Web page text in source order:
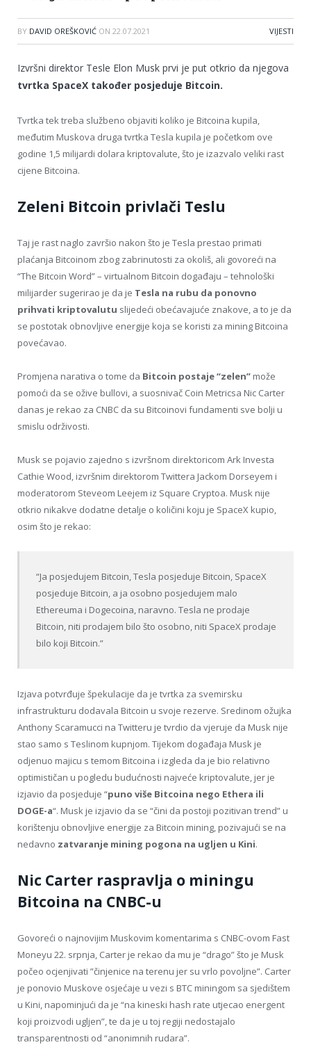
BY DAVID OREŠKOVIĆ ON 22.07.2021 VIJESTI
Izvršni direktor Tesle Elon Musk prvi je put otkrio da njegova
tvrtka SpaceX također posjeduje Bitcoin.
Tvrtka tek treba službeno objaviti koliko je Bitcoina kupila,
međutim Muskova druga tvrtka Tesla kupila je početkom ove
godine 1,5 milijardi dolara kriptovalute, što je izazvalo veliki rast
cijene Bitcoina.
Zeleni Bitcoin privlači Teslu
Taj je rast naglo završio nakon što je Tesla prestao primati
plaćanja Bitcoinom zbog zabrinutosti za okoliš, ali govoreći na
“The Bitcoin Word” – virtualnom Bitcoin događaju – tehnološki
milijarder sugerirao je da je Tesla na rubu da ponovno
prihvati kriptovalutu slijedeći obećavajuće znakove, a to je da
se postotak obnovljive energije koja se koristi za mining Bitcoina
povećavao.
Promjena narativa o tome da Bitcoin postaje “zelen” može
pomoći da se ožive bullovi, a suosnivač Coin Metricsa Nic Carter
danas je rekao za CNBC da su Bitcoinovi fundamenti sve bolji u
smislu održivosti.
Musk se pojavio zajedno s izvršnom direktoricom Ark Investa
Cathie Wood, izvršnim direktorom Twittera Jackom Dorseyem i
moderatorom Steveom Leejem iz Square Cryptoa. Musk nije
otkrio nikakve dodatne detalje o količini koju je SpaceX kupio,
osim što je rekao:
“Ja posjedujem Bitcoin, Tesla posjeduje Bitcoin, SpaceX
posjeduje Bitcoin, a ja osobno posjedujem malo
Ethereuma i Dogecoina, naravno. Tesla ne prodaje
Bitcoin, niti prodajem bilo što osobno, niti SpaceX prodaje
bilo koji Bitcoin.”
Izjava potvrđuje špekulacije da je tvrtka za svemirsku
infrastrukturu dodavala Bitcoin u svoje rezerve. Sredinom ožujka
Anthony Scaramucci na Twitteru je tvrdio da vjeruje da Musk nije
stao samo s Teslinom kupnjom. Tijekom događaja Musk je
odjenuo majicu s temom Bitcoina i izgleda da je bio relativno
optimističan u pogledu budućnosti najveće kriptovalute, jer je
izjavio da posjeduje “puno više Bitcoina nego Ethera ili
DOGE-a“. Musk je izjavio da se “čini da postoji pozitivan trend” u
korištenju obnovljive energije za Bitcoin mining, pozivajući se na
nedavno zatvaranje mining pogona na ugljen u Kini.
Nic Carter raspravlja o miningu
Bitcoina na CNBC-u
Govoreći o najnovijim Muskovim komentarima s CNBC-ovom Fast
Moneyu 22. srpnja, Carter je rekao da mu je “drago” što je Musk
počeo ocjenjivati ​​”činjenice na terenu jer su vrlo povoljne”. Carter
je ponovio Muskove osjećaje u vezi s BTC miningom sa sjedištem
u Kini, napominjući da je “na kineski hash rate utjecao energent
koji proizvodi ugljen”, te da je u toj regiji nedostajalo
transparentnosti od “anonimnih rudara”.